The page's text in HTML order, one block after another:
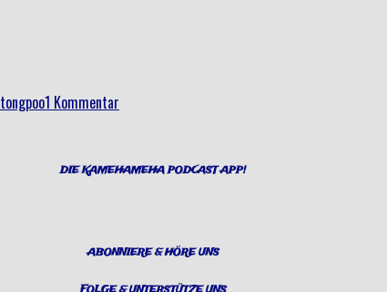
tongpoo1 Kommentar
DIE KAMEHAMEHA PODCAST APP!
ABONNIERE & HÖRE UNS